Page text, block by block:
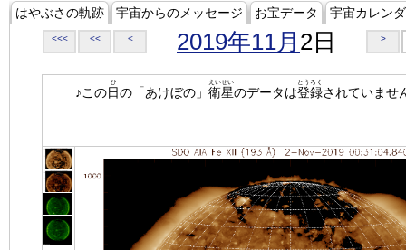
はやぶさの軌跡 宇宙からのメッセージ お宝データ 宇宙カレン
<<< << < 2019年11月 2日 >
♪この日
ひ
の「あけぼの」 衛星
えいせい
のデータは登録
とうろく
されていませ